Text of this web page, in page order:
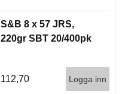
S&B 8 x 57 JRS,
220gr SBT 20/400pk
112,70 Logga inn